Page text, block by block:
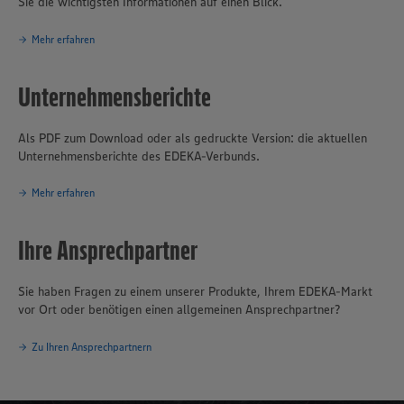
Mehr erfahren
Unternehmensberichte
Als PDF zum Download oder als gedruckte Version: die aktuellen
Unternehmensberichte des EDEKA-Verbunds.
Mehr erfahren
Ihre Ansprechpartner
Sie haben Fragen zu einem unserer Produkte, Ihrem EDEKA-Markt
vor Ort oder benötigen einen allgemeinen Ansprechpartner?
Zu Ihren Ansprechpartnern